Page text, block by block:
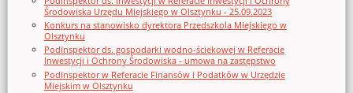
Środowiska Urzędu Miejskiego w Olsztynku - 25.09.2023
Konkurs na stanowisko dyrektora Przedszkola Miejskiego w
Olsztynku
Podinspektor ds. gospodarki wodno-ściekowej w Referacie
Inwestycji i Ochrony Środowiska - umowa na zastępstwo
Podinspektor w Referacie Finansów i Podatków w Urzędzie
Miejskim w Olsztynku